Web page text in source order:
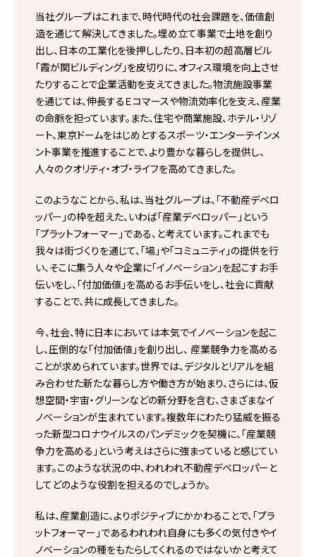
当社グループはこれまで、時代時代の社会課題を、価値創
造を通じて解決してきました。埋め立て事業で土地を創り
出し、日本の工業化を後押ししたり、日本初の超高層ビル
「霞が関ビルディング」を皮切りに、オフィス環境を向上させ
たりすることで企業活動を支えてきました。物流施設事業
を通じては、伸長するＥコマースや物流効率化を支え、産業
の命脈を担っています。また、住宅や商業施設、ホテル・リゾ
ート、東京ドームをはじめとするスポーツ・エンターテインメ
ント事業を推進することで、より豊かな暮らしを提供し、
人々のクオリティ・オブ・ライフを高めてきました。
このようなことから、私は、当社グループは、「不動産デベロ
ッパー」の枠を超えた、いわば「産業デベロッパー」という
「プラットフォーマー」である、と考えています。これまでも
我々は街づくりを通じて、「場」や「コミュニティ」の提供を行
い、そこに集う人々や企業に「イノベーション」を起こすお手
伝いをし、「付加価値」を高めるお手伝いをし、社会に貢献
することで、共に成長してきました。
今、社会、特に日本においては本気でイノベーションを起こ
し、圧倒的な「付加価値」を創り出し、 産業競争力を高める
ことが求められています。世界では、デジタルとリアルを組
み合わせた新たな暮らし方や働き方が始まり、さらには、仮
想空間・宇宙・グリーンなどの新分野を含む、さまざまなイ
ノベーションが生まれています。複数年にわたり猛威を振る
った新型コロナウイルスのパンデミックを契機に、「産業競
争力を高める」という考えはさらに強まっていると感じてい
ます。このような状況の中、われわれ不動産デベロッパーと
してどのような役割を担えるのでしょうか。
私は、産業創造に、よりポジティブにかかわることで、「プラ
ットフォーマー」であるわれわれ自身にも多くの気付きやイ
ノベーションの種をもたらしてくれるのではないかと考えて